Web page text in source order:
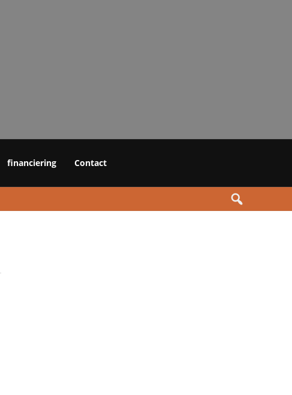
financiering Contact